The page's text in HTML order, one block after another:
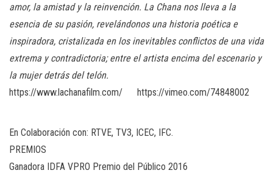
amor, la amistad y la reinvención. La Chana nos lleva a la
esencia de su pasión, revelándonos una historia poética e
inspiradora, cristalizada en los inevitables conflictos de una vida
extrema y contradictoria; entre el artista encima del escenario y
la mujer detrás del telón.
https://www.lachanafilm.com/ https://vimeo.com/74848002
En Colaboración con: RTVE, TV3, ICEC, IFC.
PREMIOS
Ganadora IDFA VPRO Premio del Público 2016